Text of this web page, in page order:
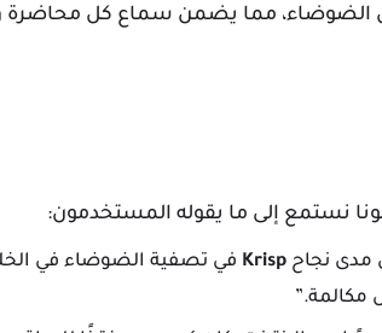
من الضوضاء، مما يضمن سماع كل
نستمع إلى ما يقوله المستخدمون:
مدى نجاح Krisp في تصفية الضوضاء في